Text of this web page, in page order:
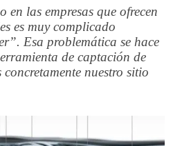
en las empresas que ofrecen
es muy complicado
Esa problemática se hace
de captación de
nuestro sitio